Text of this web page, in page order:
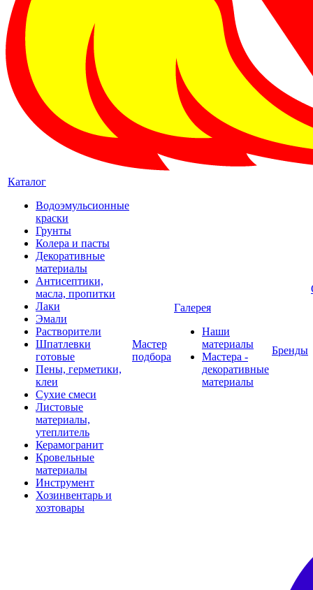
Каталог
Водоэмульсионные
краски
Грунты
Колера и пасты
Декоративные
материалы
Антисептики,
масла, пропитки
Лаки
Эмали
Растворители
Шпатлевки
готовые
Пены, герметики,
клеи
Сухие смеси
Листовые
материалы,
утеплитель
Керамогранит
Кровельные
материалы
Инструмент
Хозинвентарь и
хозтовары
Мастер
подбора
Галерея
Наши
материалы
Мастера -
декоративные
материалы
Бренды